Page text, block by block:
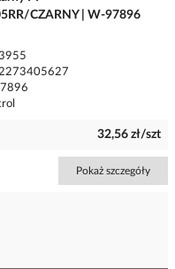
CZARNY | W-97896
32,56 zł/szt
Pokaż szczegóły